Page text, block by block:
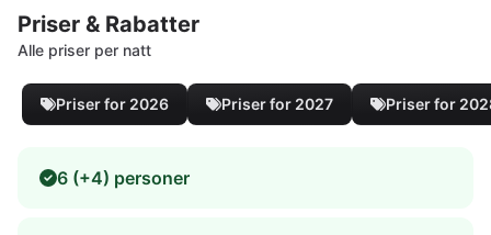
Priser & Rabatter
Alle priser per natt
Priser for 2026 Priser for 2027 Priser for
6 (+4) personer